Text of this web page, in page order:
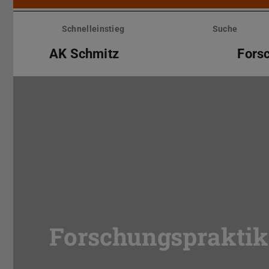
Menü
überspringenSchnelleinstieg Suche
AK Schmitz